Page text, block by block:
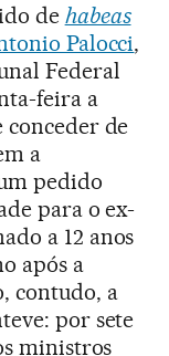
de habeas
Palocci,
Federal
feira a
de
a
pedido
para o ex-
a 12 anos
após a
contudo, a
por sete
ministros